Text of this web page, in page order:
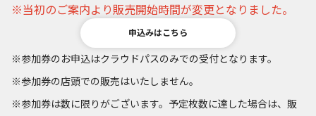
※当初のご案内より販売開始時間が変更となりました。
申込みはこちら
※参加券のお申込はクラウドパスのみでの受付となります。
※参加券の店頭での販売はいたしません。
※参加券は数に限りがございます。予定枚数に達した場合は、販